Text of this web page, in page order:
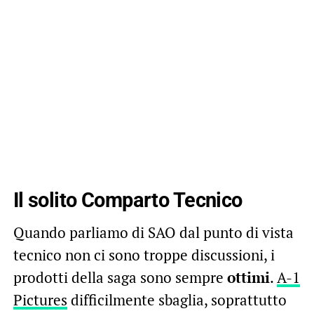
Il solito Comparto Tecnico
Quando parliamo di SAO dal punto di vista
tecnico non ci sono troppe discussioni, i
prodotti della saga sono sempre ottimi.A-1
Pictures difficilmente sbaglia, soprattutto